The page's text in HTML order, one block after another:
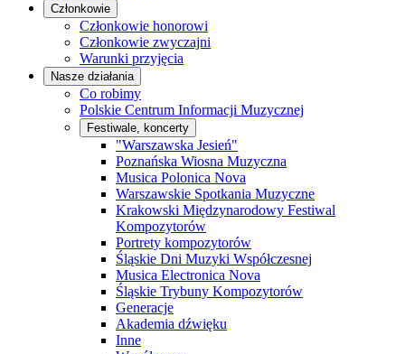
Członkowie
Członkowie honorowi
Członkowie zwyczajni
Warunki przyjęcia
Nasze działania
Co robimy
Polskie Centrum Informacji Muzycznej
Festiwale, koncerty
"Warszawska Jesień"
Poznańska Wiosna Muzyczna
Musica Polonica Nova
Warszawskie Spotkania Muzyczne
Krakowski Międzynarodowy Festiwal
Kompozytorów
Portrety kompozytorów
Śląskie Dni Muzyki Współczesnej
Musica Electronica Nova
Śląskie Trybuny Kompozytorów
Generacje
Akademia dźwięku
Inne